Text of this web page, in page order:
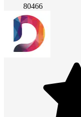
80466